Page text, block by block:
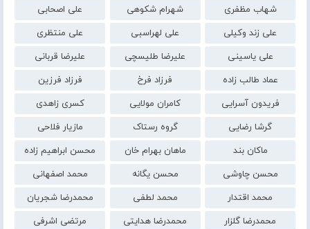
شهاب مظفری
شهرام شکوهی
علی اصحابی
علی زند وکیلی
علی لهراسبی
علی منتظری
علی یاسینی
علیرضا طلیسچی
علیرضا قربانی
عماد طالب زاده
فرزاد فرخ
فرزاد فرزین
فریدون آسرایی
کامران مولایی
کسری زاهدی
گرشا رضایی
گروه رستاک
مازیار فلاحی
ماکان بند
ماهان بهرام خان
محسن ابراهیم زاده
محسن چاوشی
محسن یگانه
محمد اصفهانی
محمد اقتدار
محمد لطفی
محمدرضا شجریان
محمدرضا گلزار
محمدرضا هدایتی
مرتضی اشرفی